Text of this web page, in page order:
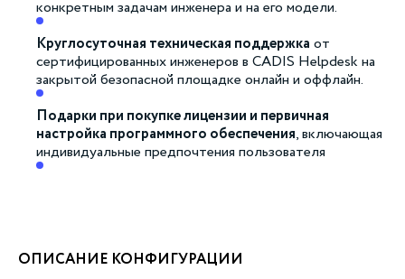
конкретным задачам инженера и на его модели.
Круглосуточная техническая поддержка от
сертифицированных инженеров в CADIS Helpdesk на
закрытой безопасной площадке онлайн и оффлайн.
Подарки при покупке лицензии и первичная
настройка программного обеспечения, включающая
индивидуальные предпочтения пользователя
ОПИСАНИЕ КОНФИГУРАЦИИ